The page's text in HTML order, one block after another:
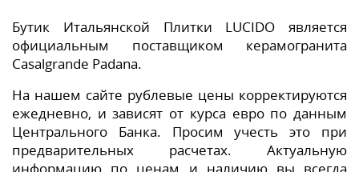
Бутик Итальянской Плитки LUCIDO является
официальным поставщиком керамогранита
Casalgrande Padana.
На нашем сайте рублевые цены корректируются
ежедневно, и зависят от курса евро по данным
Центрального Банка. Просим учесть это при
предварительных расчетах. Актуальную